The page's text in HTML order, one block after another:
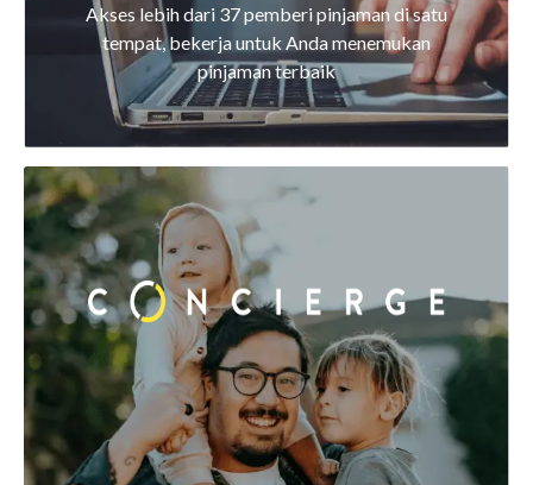
Akses lebih dari 37 pemberi pinjaman di satu
tempat, bekerja untuk Anda menemukan
pinjaman terbaik